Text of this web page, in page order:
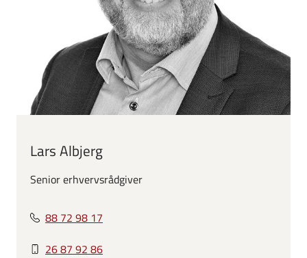
Lars Albjerg
Senior erhvervsrådgiver
88 72 98 17
26 87 92 86